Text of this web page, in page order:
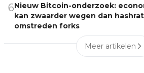
6Nieuw Bitcoin-onderzoek:
kan zwaarder wegen dan
omstreden forks
Meer artikelen